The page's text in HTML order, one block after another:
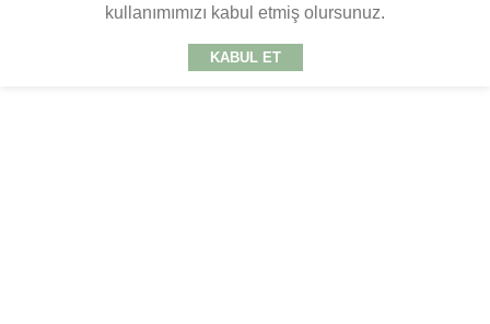
kullanımımızı kabul etmiş olursunuz.
KABUL ET